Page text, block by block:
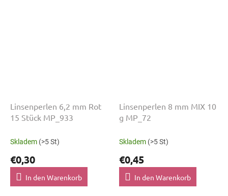
Linsenperlen 6,2 mm Rot
15 Stück MP_933
Skladem (>5 St)
€0,30
In den Warenkorb
Linsenperlen 8 mm MIX 10
g MP_72
Skladem (>5 St)
€0,45
In den Warenkorb